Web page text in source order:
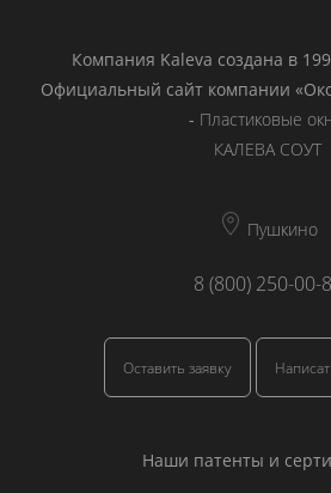
Компания Kaleva создана в
Официальный сайт компании
- Пластиковые
КАЛЕВА СОУТ
Пушкино
8 (800) 250-00-
Оставить заявку
Наши патенты и